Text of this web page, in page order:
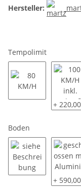
Hersteller:
Tempolimit
80 KM/H100
+
Boden
siehe +